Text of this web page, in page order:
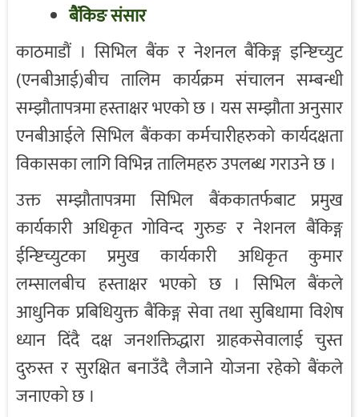
बैंकिङ संसार
काठमाडौं । सिभिल बैंक र नेशनल बैंकिङ्ग इन्ष्टिच्युट
(एनबीआई)बीच तालिम कार्यक्रम संचालन सम्बन्धी
सम्झौतापत्रमा हस्ताक्षर भएको छ । यस सम्झौता अनुसार
एनबीआईले सिभिल बैंकका कर्मचारीहरुको कार्यदक्षता
विकासका लागि विभिन्न तालिमहरु उपलब्ध गराउने छ ।
उक्त सम्झौतापत्रमा सिभिल बैंककातर्फबाट प्रमुख
कार्यकारी अधिकृत गोविन्द गुरुङ र नेशनल बैंकिङ्ग
ईन्ष्टिच्युटका प्रमुख कार्यकारी अधिकृत कुमार
लम्सालबीच हस्ताक्षर भएको छ । सिभिल बैंकले
आधुनिक प्रबिधियुक्त बैंकिङ्ग सेवा तथा सुबिधामा विशेष
ध्यान दिंदै दक्ष जनशक्तिद्धारा ग्राहकसेवालाई चुस्त
दुरुस्त र सुरक्षित बनाउँदै लैजाने योजना रहेको बैंकले
जनाएको छ ।